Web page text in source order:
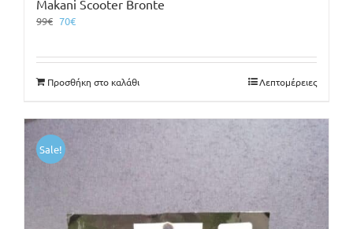
Makani Scooter Bronte
99€ Original
99€.
70€Η
είναι:
70€.
Προσθήκη στο καλάθι Λεπτομέρειες
Sale!